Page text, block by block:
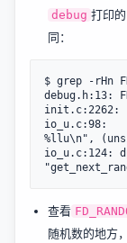
debug 打印
同：
$ grep -rHn
debug.h:13:	FD_RANDOM,
init.c:2262:	  .shift = FD_RANDOM,
io_u.c:98:		dprint(FD_RANDOM, "off rand
%llu\n",
io_u.c:124:	dprint(FD_RANDOM,
查看
随机数的地方